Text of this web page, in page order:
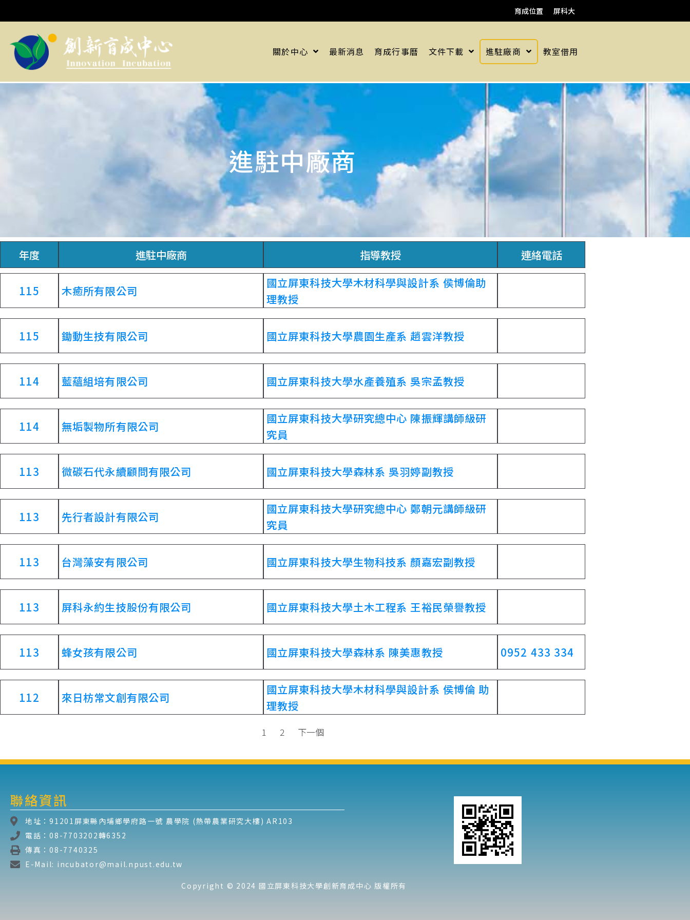
育成位置 屏科大
關於中心 最新消息 育成行事曆 文件下載 進駐廠商 教室借用
進駐中廠商
年度 進駐中廠商 指導教授 連絡電話
115 木癒所有限公司
國立屏東科技大學木材科學與設計系 侯博倫助
理教授
115 鋤動生技有限公司 國立屏東科技大學農園生產系 趙雲洋教授
114 藍蘊組培有限公司 國立屏東科技大學水產養殖系 吳宗孟教授
114 無垢製物所有限公司
國立屏東科技大學研究總中心 陳振輝講師級研
究員
113 微碳石代永續顧問有限公司 國立屏東科技大學森林系 吳羽婷副教授
113 先行者設計有限公司
國立屏東科技大學研究總中心 鄭朝元講師級研
究員
113 台灣藻安有限公司 國立屏東科技大學生物科技系 顏嘉宏副教授
113 屏科永約生技股份有限公司 國立屏東科技大學土木工程系 王裕民榮譽教授
113 蜂女孩有限公司 國立屏東科技大學森林系 陳美惠教授 0952 433 334
112 來日枋常文創有限公司
國立屏東科技大學木材科學與設計系 侯博倫 助
理教授
1 2 下一個
聯絡資訊
地址：91201屏東縣內埔鄉學府路一號 農學院 (熱帶農業研究大樓) AR103
電話：08-7703202轉6352
傳真：08-7740325
E-Mail: incubator@mail.npust.edu.tw
Copyright © 2024 國立屏東科技大學創新育成中心 版權所有